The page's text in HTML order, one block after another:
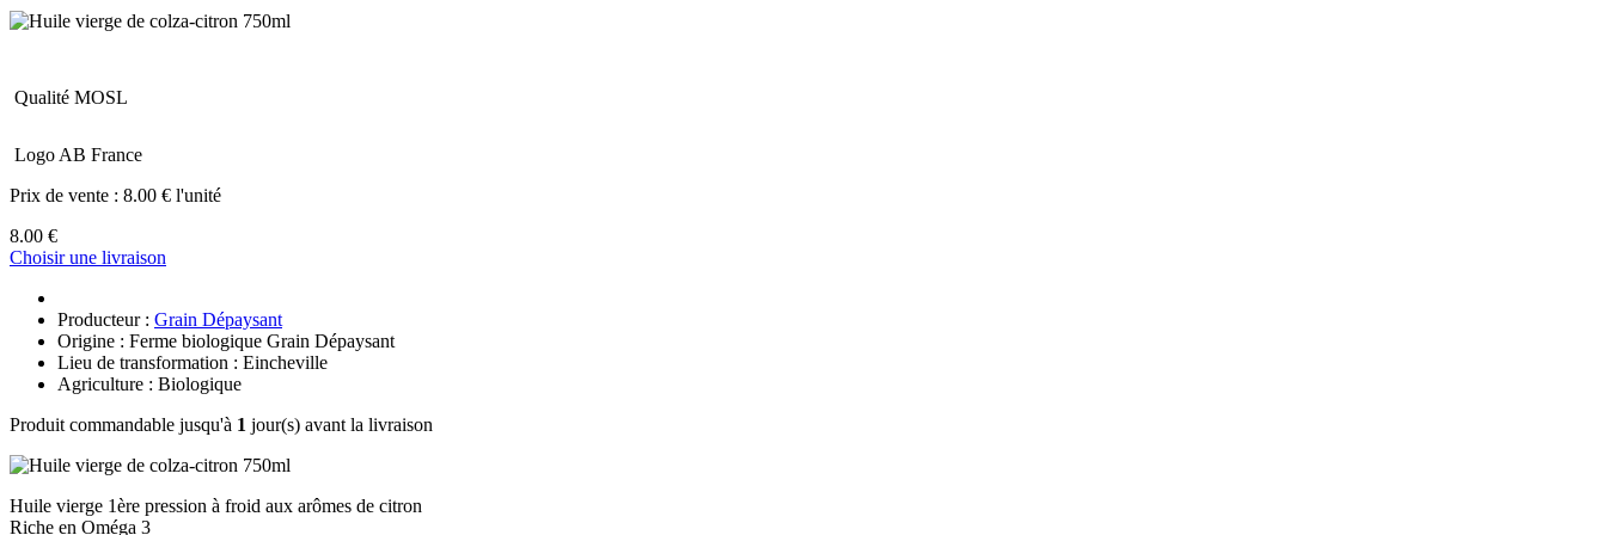
Qualité MOSL
Logo AB France
Prix de vente : 8.00 € l'unité
8.00 €
Choisir une livraison
Producteur : Grain Dépaysant
Origine : Ferme biologique Grain Dépaysant
Lieu de transformation : Eincheville
Agriculture : Biologique
Produit commandable jusqu'à 1 jour(s) avant la livraison
Huile vierge 1ère pression à froid aux arômes de citron
Riche en Oméga 3